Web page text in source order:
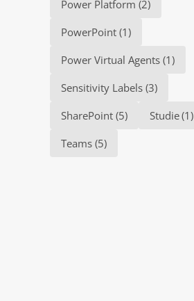
Power Platform (2)
PowerPoint (1)
Power Virtual Agents (1)
Sensitivity Labels (3)
SharePoint (5) Studie(1)
Teams (5)